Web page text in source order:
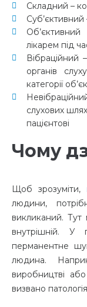
Складний –
Суб’єктивний
лікарем під
Вібраційний –
органів
категорії
слухових
пацієнтові
Чому
Щоб зрозуміти,
людини,
викликаний. Тут
внутрішній.
перманентне
людина.
виробництві
визвано